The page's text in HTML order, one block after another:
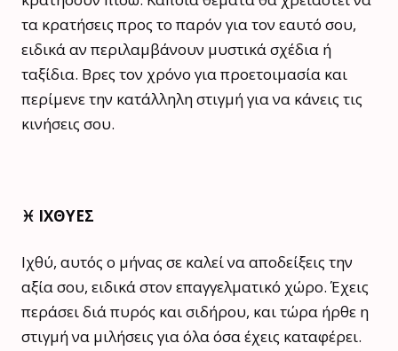
τα κρατήσεις προς το παρόν για τον εαυτό σου,
ειδικά αν περιλαμβάνουν μυστικά σχέδια ή
ταξίδια. Βρες τον χρόνο για προετοιμασία και
περίμενε την κατάλληλη στιγμή για να κάνεις τις
κινήσεις σου.
♓️ ΙΧΘΥΕΣ
Ιχθύ, αυτός ο μήνας σε καλεί να αποδείξεις την
αξία σου, ειδικά στον επαγγελματικό χώρο. Έχεις
περάσει διά πυρός και σιδήρου, και τώρα ήρθε η
στιγμή να μιλήσεις για όλα όσα έχεις καταφέρει.